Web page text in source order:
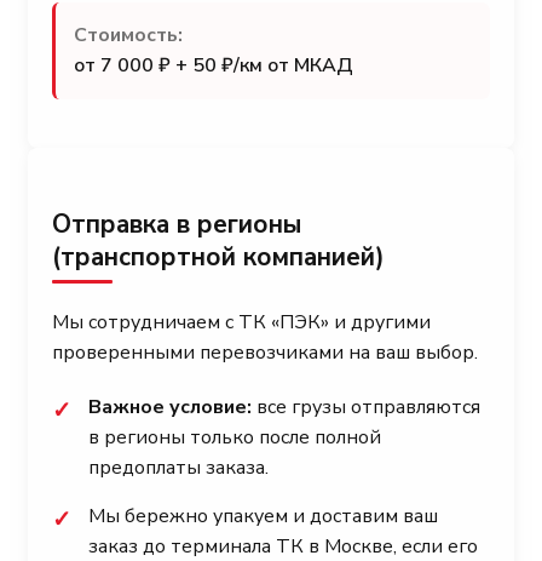
Стоимость:
от 7 000 ₽ + 50 ₽/км от МКАД
Отправка в регионы
(транспортной компанией)
Мы сотрудничаем с ТК «ПЭК» и другими
проверенными перевозчиками на ваш выбор.
✓ Важное условие: все грузы отправляются
в регионы только после полной
предоплаты заказа.
✓
Мы бережно упакуем и доставим ваш
заказ до терминала ТК в Москве, если его